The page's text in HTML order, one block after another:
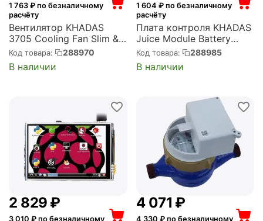
1 763 ₽ по безналичному
расчёту
Вентилятор KHADAS
3705 Cooling Fan Slim &
High-speed, Low Noise,
Fan, OEM (KAC-V2-002)
Код товара: 288970
В наличии
1 604 ₽ по безналичному
расчёту
Плата контроля KHADAS
Juice Module Battery
Charge Controller for
Edge-V, Rigid-flex PCB (K-
JC-001)
Код товара: 288985
В наличии
2 829 ₽
3 010 ₽ по безналичному
4 071 ₽
4 330 ₽ по безналичному